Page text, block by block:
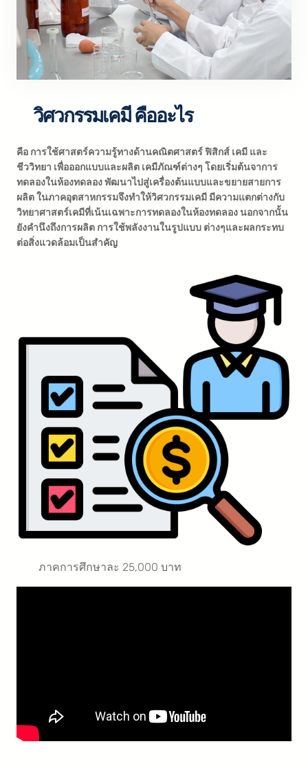
วิศวกรรมเคมี คืออะไร
คือ การใช้ศาสตร์ความรู้ทางด้านคณิตศาสตร์ ฟิสิกส์ เคมี และ
ชีววิทยา เพื่อออกแบบและผลิต เคมีภัณฑ์ต่างๆ โดยเริ่มต้นจาการ
ทดลองในห้องทดลอง พัฒนาไปสู่เครื่องต้นแบบและขยายสายการ
ผลิต ในภาคอุตสาหกรรมจึงทำให้วิศวกรรมเคมี มีความแตกต่างกับ
วิทยาศาสตร์เคมีที่เน้นเฉพาะการทดลองในห้องทดลอง นอกจากนั้น
ยังคำนึงถึงการผลิต การใช้พลังงานในรูปแบบ ต่างๆและผลกระทบ
ต่อสิ่งแวดล้อมเป็นสำคัญ
ภาคการศึกษาละ 25,000 บาท